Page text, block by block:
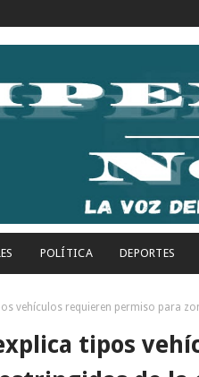
POLÍTICA DEPORTES
vehículos requieren permiso para
tipos